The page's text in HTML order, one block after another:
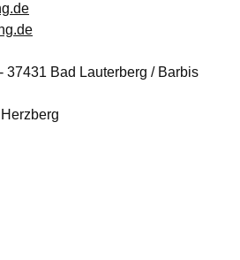
- 37431 Bad Lauterberg / Barbis
Herzberg